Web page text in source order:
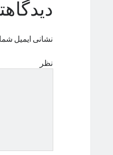
نشانی ایمیل
نظر